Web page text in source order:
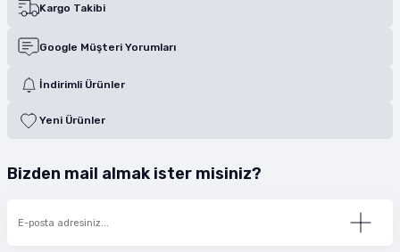
Kargo Takibi
Google Müşteri Yorumları
İndirimli Ürünler
Yeni Ürünler
Bizden mail almak ister misiniz?